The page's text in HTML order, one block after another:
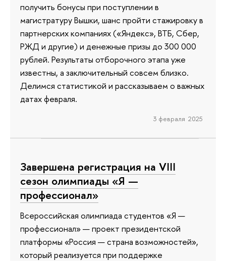
получить бонусы при поступлении в
магистратуру Вышки, шанс пройти стажировку в
партнерских компаниях («Яндекс», ВТБ, Сбер,
РЖД и другие) и денежные призы до 300 000
рублей. Результаты отборочного этапа уже
известны, а заключительный совсем близко.
Делимся статистикой и рассказываем о важных
датах февраля.
3 февраля 2025
Завершена регистрация на VIII
сезон олимпиады «Я —
профессионал»
Всероссийская олимпиада студентов «Я —
профессионал» — проект президентской
платформы «Россия — страна возможностей»,
который реализуется при поддержке